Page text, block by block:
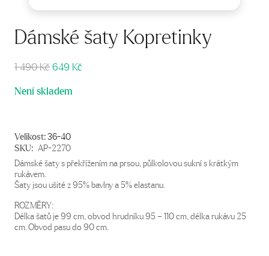
Dámské šaty Kopretinky
1 490KčPůvodní
byla:
649 Kč
Není skladem
Velikost:36-40
SKU: AP-2270
Dámské šaty s překřížením na prsou, půlkolovou sukní s krátkým
rukávem.
Šaty jsou ušité z 95% bavlny a 5% elastanu.
ROZMĚRY:
Délka šatů je 99 cm, obvod hrudníku 95 – 110 cm, délka rukávu 25
cm. Obvod pasu do 90 cm.